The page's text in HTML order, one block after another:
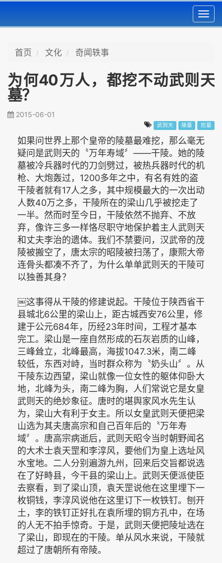
首页 文化 奇闻轶事
为何40万人，都挖不动武则天
墓？
2015-06-01
武则天 陵墓 挖墓
如果问世界上那个皇帝的陵墓最难挖，那么毫无
疑问是武则天的〝万年寿域〞——干陵。她的陵
墓被冷兵器时代的刀剑劈过，被热兵器时代的机
枪、大炮轰过，1200多年之中，有名有姓的盗
干陵者就有17人之多，其中规模最大的一次出动
人数40万之多，干陵所在的梁山几乎被挖走了
一半。然而时至今日，干陵依然不抛弃、不放
弃，像许三多一样恪尽职守地保护着主人武则天
和丈夫李治的遗体。我们不禁要问，汉武帝的茂
陵被搬空了，唐太宗的昭陵被扫荡了，康熙大帝
连骨头都凑不齐了，为什么单单武则天的干陵可
以独善其身？
￼这事得从干陵的修建说起。干陵位于陕西省干
县城北6公里的梁山上，距古城西安76公里，修
建于公元684年，历经23年时间，工程才基本
完工。梁山是一座自然形成的石灰岩质的山峰，
三峰耸立，北峰最高，海拔1047.3米，南二峰
较低，东西对峙，当时群众称为〝奶头山〞。从
干陵东边西望，梁山就像一位女性的躯体仰卧大
地，北峰为头，南二峰为胸，人们常说它是女皇
武则天的绝妙象征。唐时的堪舆家风水先生认
为，梁山大有利于女主。所以女皇武则天便把梁
山选为其夫唐高宗和自己百年后的〝万年寿
域〞。唐高宗病逝后，武则天昭令当时朝野闻名
的大术士袁天罡和李淳风，要他们为皇上选址风
水宝地。二人分别遍游九州，回来后交旨都说选
在了好畤县，今干县的梁山上。武则天便派使臣
去察看，到了梁山顶，袁天罡说他在这里埋下一
枚铜钱，李淳风说他在这里订下一枚铁钉。刨开
土，李的铁钉正好扎在袁所埋的铜方孔中，在场
的人无不拍手惊奇。于是，武则天便把陵址选在
了梁山，即现在的干陵。单从风水来说，干陵就
超过了唐朝所有帝陵。